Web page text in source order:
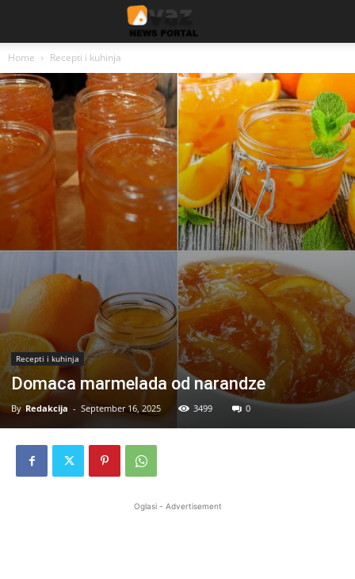
Home Recepti i kuhinja
Recepti i kuhinja
Domaca marmelada od narandze
By Redakcija - September 16, 2025 3499 0
Oglasi - Advertisement